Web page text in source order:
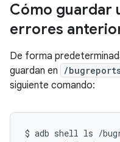
Cómo guardar
errores
De forma
guardan en
/
siguiente comando:
$ adb shell ls /